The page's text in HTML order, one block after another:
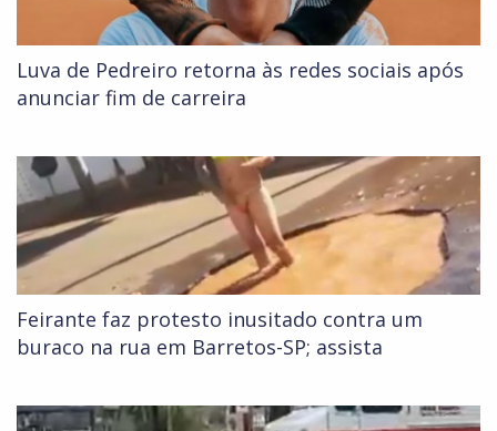
Luva de Pedreiro retorna às redes sociais após
anunciar fim de carreira
Feirante faz protesto inusitado contra um
buraco na rua em Barretos-SP; assista